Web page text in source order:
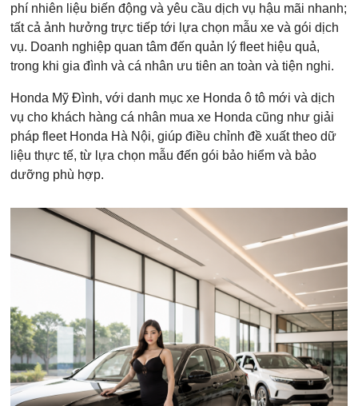
phí nhiên liệu biến động và yêu cầu dịch vụ hậu mãi nhanh;
tất cả ảnh hưởng trực tiếp tới lựa chọn mẫu xe và gói dịch
vụ. Doanh nghiệp quan tâm đến quản lý fleet hiệu quả,
trong khi gia đình và cá nhân ưu tiên an toàn và tiện nghi.
Honda Mỹ Đình, với danh mục xe Honda ô tô mới và dịch
vụ cho khách hàng cá nhân mua xe Honda cũng như giải
pháp fleet Honda Hà Nội, giúp điều chỉnh đề xuất theo dữ
liệu thực tế, từ lựa chọn mẫu đến gói bảo hiểm và bảo
dưỡng phù hợp.